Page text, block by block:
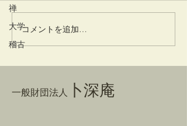
禅
大学
稽古
コメントを追加…
一般財団法人 卜深庵